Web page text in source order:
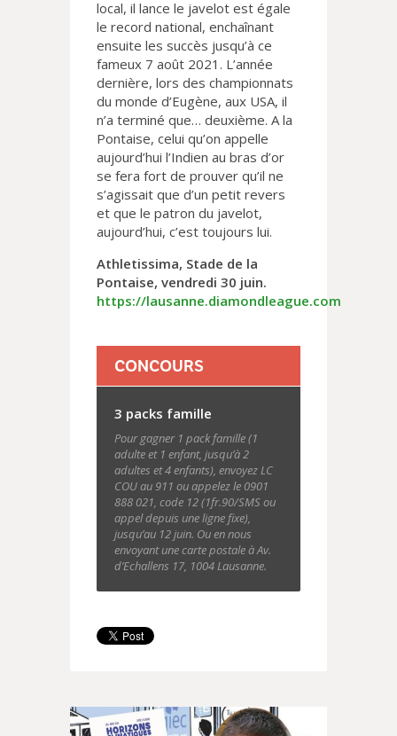
local, il lance le javelot est égale
le record national, enchaînant
ensuite les succès jusqu’à ce
fameux 7 août 2021. L’année
dernière, lors des championnats
du monde d’Eugène, aux USA, il
n’a terminé que… deuxième. A la
Pontaise, celui qu’on appelle
aujourd’hui l’Indien au bras d’or
se fera fort de prouver qu’il ne
s’agissait que d’un petit revers
et que le patron du javelot,
aujourd’hui, c’est toujours lui.
Athletissima, Stade de la
Pontaise, vendredi 30 juin.
https://lausanne.diamondleague.com
CONCOURS
3 packs famille
Pour gagner 1 pack famille (1
adulte et 1 enfant, jusqu’à 2
adultes et 4 enfants), envoyez LC
COU au 911 ou appelez le 0901
888 021, code 12 (1fr.90/SMS ou
appel depuis une ligne fixe),
jusqu’au 12 juin. Ou en nous
envoyant une carte postale à Av.
d’Echallens 17, 1004 Lausanne.